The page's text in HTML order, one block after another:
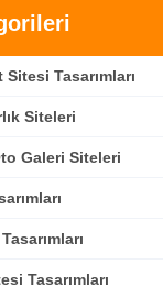
Tasarımları
Siteleri
Galeri Siteleri
Tasarımları